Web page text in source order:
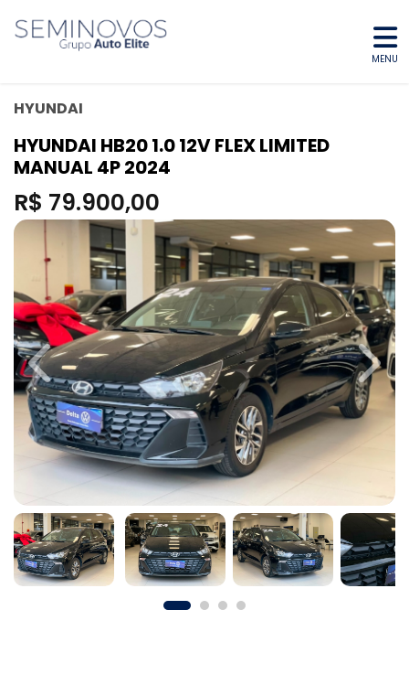
MENU
HYUNDAI
HYUNDAI HB20 1.0 12V FLEX LIMITED
MANUAL 4P 2024
R$ 79.900,00
Previous Next